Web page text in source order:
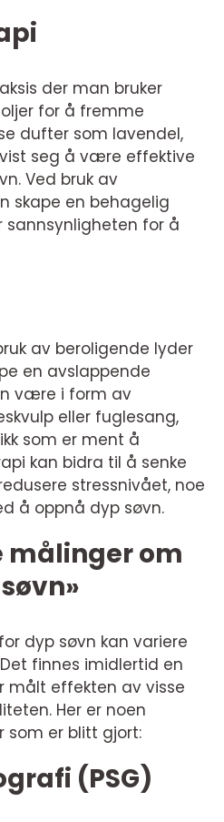
der man bruker
for å fremme
dufter som lavendel,
seg å være effektive
Ved bruk av
skape en behagelig
for å
av beroligende lyder
en avslappende
være i form av
eller fuglesang,
som er ment å
kan bidra til å senke
stressnivået, noe
å oppnå dyp søvn.
om
dyp søvn kan variere
finnes imidlertid en
målt effekten av visse
Her er noen
som er blitt gjort:
(PSG)